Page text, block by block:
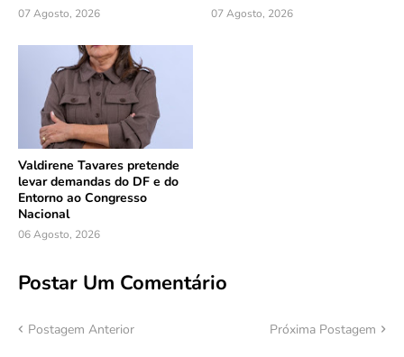
07 Agosto, 2026 07 Agosto, 2026
Valdirene Tavares pretende
levar demandas do DF e do
Entorno ao Congresso
Nacional
06 Agosto, 2026
Postar Um Comentário
Postagem Anterior Próxima Postagem